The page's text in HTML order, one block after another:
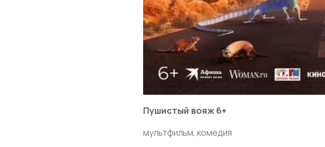
Пушистый вояж 6+
мультфильм, комедия